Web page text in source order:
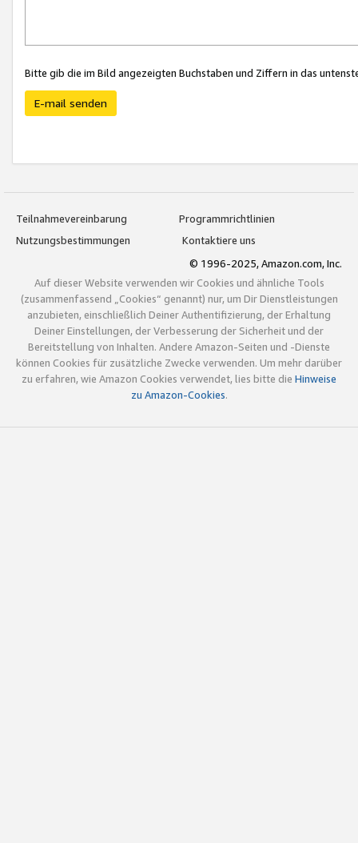
Bitte gib die im Bild angezeigten Buchstaben und Ziffern in das
E-mail senden
Teilnahmevereinbarung
Programmrichtlinien
Nutzungsbestimmungen
Kontaktiere uns
© 1996-2025, Amazon.com, Inc.
Auf dieser Website verwenden wir Cookies und ähnliche Tools
(zusammenfassend „Cookies“ genannt) nur, um Dir Dienstleistungen
anzubieten, einschließlich Deiner Authentifizierung, der Erhaltung
Deiner Einstellungen, der Verbesserung der Sicherheit und der
Bereitstellung von Inhalten. Andere Amazon-Seiten und -Dienste
können Cookies für zusätzliche Zwecke verwenden. Um mehr darüber
zu erfahren, wie Amazon Cookies verwendet, lies bitte die Hinweise
zu Amazon-Cookies.